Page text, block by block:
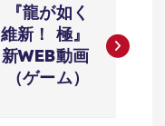
『龍が如く
維新！ 極』
新WEB動画
（ゲーム）